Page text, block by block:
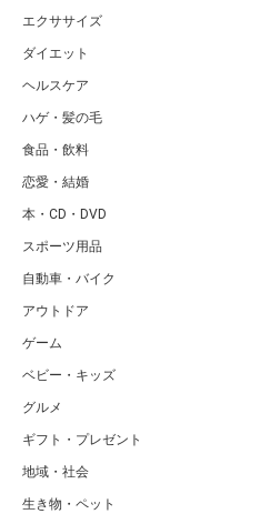
エクササイズ
ダイエット
ヘルスケア
ハゲ・髪の毛
食品・飲料
恋愛・結婚
本・CD・DVD
スポーツ用品
自動車・バイク
アウトドア
ゲーム
ベビー・キッズ
グルメ
ギフト・プレゼント
地域・社会
生き物・ペット